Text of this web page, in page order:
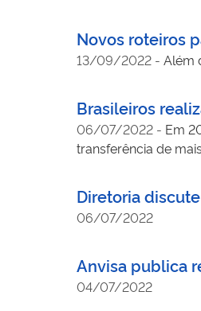
Novos roteiros
13/09/2022 - Além
Brasileiros
06/07/2022 - Em
transferência de
Diretoria
06/07/2022
Anvisa publica
04/07/2022